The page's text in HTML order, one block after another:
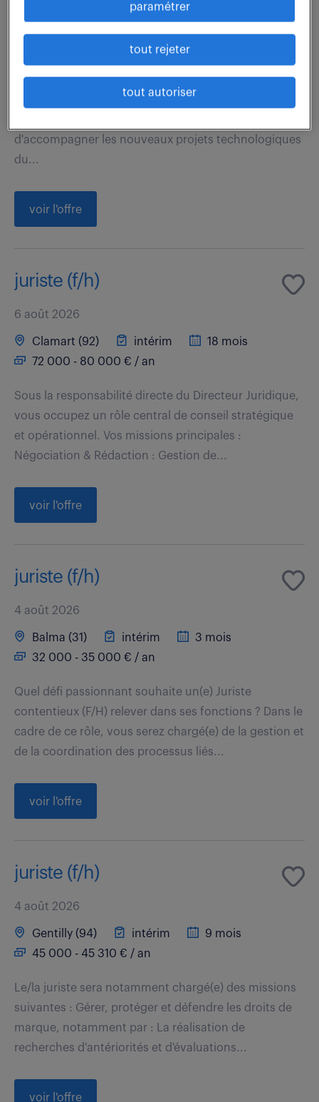
Courbevoie (92) intérim
8 mois
40 000 - 50 000 € / an
Rattaché(e) au département Privacy de la Direction
Éthique & Compliance, vous avez pour mission
d'accompagner les nouveaux projets technologiques
du...
voir l'offre
juriste (f/h)
6 août 2026
Clamart (92) intérim
18 mois
72 000 - 80 000 € / an
Sous la responsabilité directe du Directeur Juridique,
vous occupez un rôle central de conseil stratégique
et opérationnel. Vos missions principales :
Négociation & Rédaction : Gestion de...
voir l'offre
juriste (f/h)
4 août 2026
Balma (31) intérim
3 mois
32 000 - 35 000 € / an
Quel défi passionnant souhaite un(e) Juriste
contentieux (F/H) relever dans ses fonctions ? Dans le
cadre de ce rôle, vous serez chargé(e) de la gestion et
de la coordination des processus liés...
voir l'offre
juriste (f/h)
4 août 2026
Gentilly (94) intérim
9 mois
45 000 - 45 310 € / an
Le/la juriste sera notamment chargé(e) des missions
suivantes : Gérer, protéger et défendre les droits de
marque, notamment par : La réalisation de
recherches d'antériorités et d'évaluations...
voir l'offre
paramétrer
tout rejeter
tout autoriser